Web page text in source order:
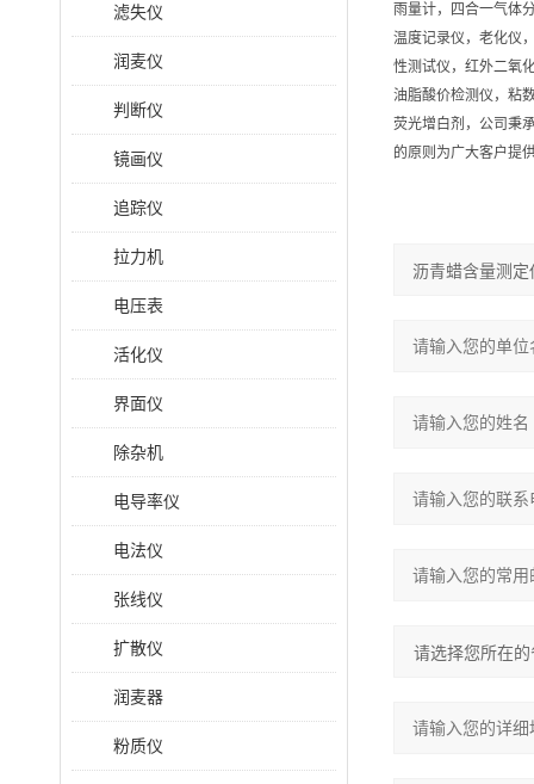
滤失仪
润麦仪
判断仪
镜画仪
追踪仪
拉力机
电压表
活化仪
界面仪
除杂机
电导率仪
电法仪
张线仪
扩散仪
润麦器
粉质仪
雨量计，四合一气体
温度记录仪，老化仪
性测试仪，红外二氧
油脂酸价检测仪，粘
荧光增白剂，公司秉
的原则为广大客户提